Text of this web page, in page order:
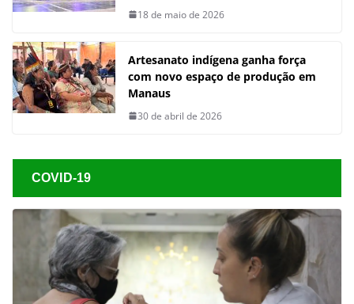
18 de maio de 2026
Artesanato indígena ganha força
com novo espaço de produção em
Manaus
30 de abril de 2026
COVID-19